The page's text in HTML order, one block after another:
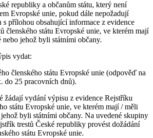
republiky a občanům státu, který není
Evropské unie, pokud dále nepožadují
s přílohou obsahující informace z evidence
členského státu Evropské unie, ve kterém mají
nebo jehož byli státními občany.
vydat:
členského státu Evropské unie (odpověď na
do 25 pracovních dnů).
žádají vydání výpisu z evidence Rejstříku
státu Evropské unie, ve kterém mají / měli
byli státními občany. Na uvedené skupiny
trestů České republiky provést dožádání
státu Evropské unie.